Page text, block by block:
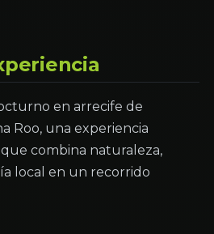
en arrecife de
Roo, una experiencia
combina naturaleza,
local en un recorrido